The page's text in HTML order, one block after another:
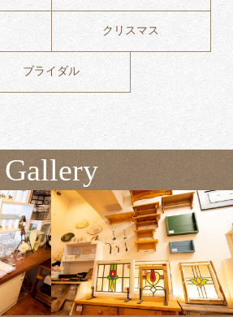
クリスマス
ブライダル
Gallery